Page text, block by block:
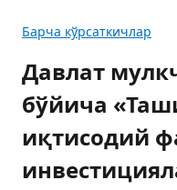
Барча кўрсаткичлар
Давлат
бўйича
иқтисодий